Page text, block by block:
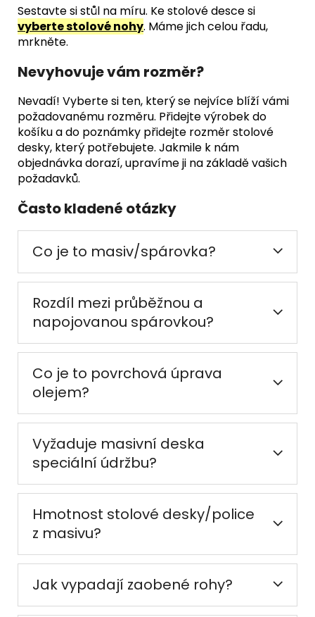
Sestavte si stůl na míru. Ke stolové desce si
vyberte stolové nohy. Máme jich celou řadu,
mrkněte.
Nevyhovuje vám rozměr?
Nevadí! Vyberte si ten, který se nejvíce blíží vámi
požadovanému rozměru. Přidejte výrobek do
košíku a do poznámky přidejte rozměr stolové
desky, který potřebujete. Jakmile k nám
objednávka dorazí, upravíme ji na základě vašich
požadavků.
Často kladené otázky
Co je to masiv/spárovka?
Rozdíl mezi průběžnou a
napojovanou spárovkou?
Co je to povrchová úprava
olejem?
Vyžaduje masivní deska
speciální údržbu?
Hmotnost stolové desky/police
z masivu?
Jak vypadají zaobené rohy?